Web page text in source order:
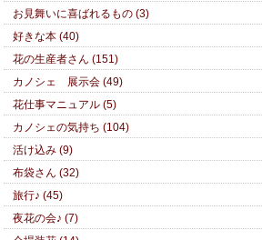
お見舞いに喜ばれるもの (3)
好きな本 (40)
花の生産者さん (151)
カノシェ 展示会 (49)
花仕事マニュアル (5)
カノシェの気持ち (104)
活け込み (9)
布袋さん (32)
旅行♪ (45)
夜花の会♪ (7)